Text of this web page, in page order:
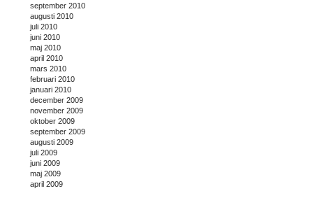
september 2010
augusti 2010
juli 2010
juni 2010
maj 2010
april 2010
mars 2010
februari 2010
januari 2010
december 2009
november 2009
oktober 2009
september 2009
augusti 2009
juli 2009
juni 2009
maj 2009
april 2009